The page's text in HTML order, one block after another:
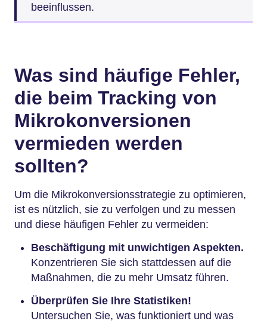
beeinflussen.
Was sind häufige Fehler,
die beim Tracking von
Mikrokonversionen
vermieden werden
sollten?
Um die Mikrokonversionsstrategie zu optimieren,
ist es nützlich, sie zu verfolgen und zu messen
und diese häufigen Fehler zu vermeiden:
Beschäftigung mit unwichtigen Aspekten.
Konzentrieren Sie sich stattdessen auf die
Maßnahmen, die zu mehr Umsatz führen.
Überprüfen Sie Ihre Statistiken!
Untersuchen Sie, was funktioniert und was